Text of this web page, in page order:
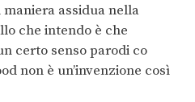
maniera assidua nella
che intendo è che
certo senso parodi co
non è un’invenzione così